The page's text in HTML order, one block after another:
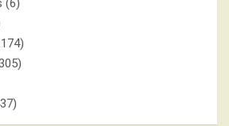
(6)